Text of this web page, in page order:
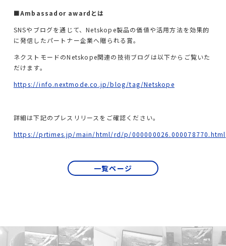
AWS総合支援
AWS導入コンサル・構築
AWS運用・保守代行
導入事例
私たちの働き方
■Ambassador awardとは
SNSやブログを通じて、Netskope製品の価値や活用方法を効果的
に発信したパートナー企業へ贈られる賞。
ネクストモードのNetskope関連の技術ブログは以下からご覧いた
だけます。
https://info.nextmode.co.jp/blog/tag/Netskope
詳細は下記のプレスリリースをご確認ください。
https://prtimes.jp/main/html/rd/p/000000026.000078770.html
一覧ページ